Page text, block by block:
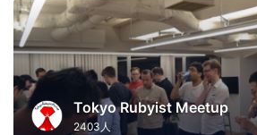
Tokyo Rubyist Meetup
2403人